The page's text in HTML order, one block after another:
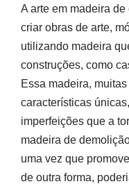
A arte em madeira
criar obras de arte,
utilizando madeira
construções, como
Essa madeira,
características
imperfeições que a
madeira de
uma vez que
de outra forma,